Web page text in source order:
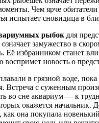
Чем ярче
испытает сновидица в
рыбок для
означает замужество в
Её избранником станет
воспримет новость о
в грязной воде, пока
Встреча с суженным
во сне аквариум — к
окажется начальник.
как она покупала